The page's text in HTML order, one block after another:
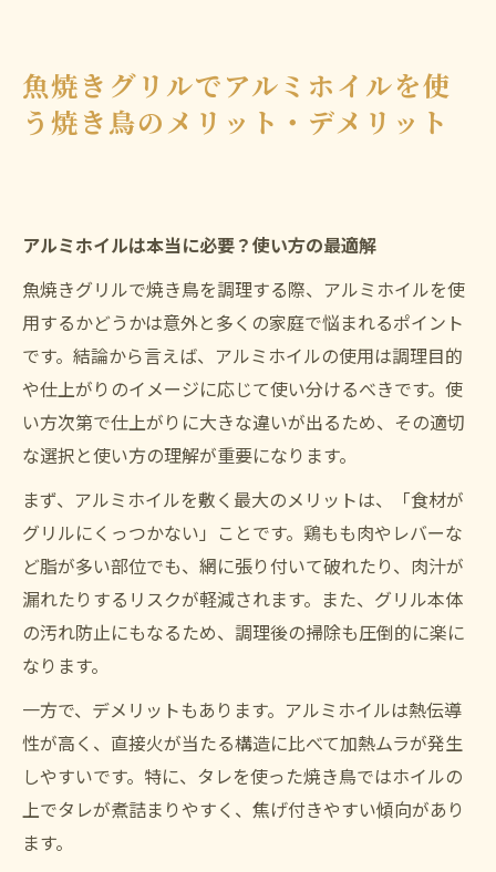
魚焼きグリルでアルミホイルを使
う焼き鳥のメリット・デメリット
アルミホイルは本当に必要？使い方の最適解
魚焼きグリルで焼き鳥を調理する際、アルミホイルを使
用するかどうかは意外と多くの家庭で悩まれるポイント
です。結論から言えば、アルミホイルの使用は調理目的
や仕上がりのイメージに応じて使い分けるべきです。使
い方次第で仕上がりに大きな違いが出るため、その適切
な選択と使い方の理解が重要になります。
まず、アルミホイルを敷く最大のメリットは、「食材が
グリルにくっつかない」ことです。鶏もも肉やレバーな
ど脂が多い部位でも、網に張り付いて破れたり、肉汁が
漏れたりするリスクが軽減されます。また、グリル本体
の汚れ防止にもなるため、調理後の掃除も圧倒的に楽に
なります。
一方で、デメリットもあります。アルミホイルは熱伝導
性が高く、直接火が当たる構造に比べて加熱ムラが発生
しやすいです。特に、タレを使った焼き鳥ではホイルの
上でタレが煮詰まりやすく、焦げ付きやすい傾向があり
ます。